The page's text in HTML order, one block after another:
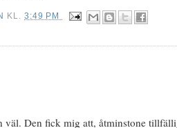
KL.3:49 PM
väl. Den fick mig att, åtminstone